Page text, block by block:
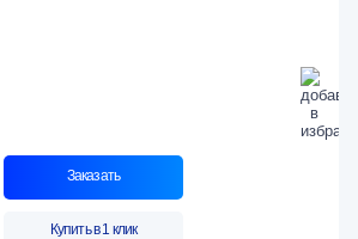
Заказать
Купить в 1 клик